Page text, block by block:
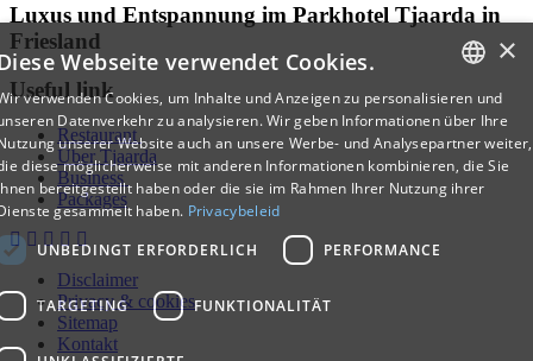
Luxus und Entspannung im Parkhotel Tjaarda in
Friesland
Useful link
Restaurant
Über Tjaarda
Business
Packages
Disclaimer
Privacy & cookies
Sitemap
Kontakt
DUTCH
ENGLISH
GERMAN
×
Webseite verwendet Cookies.
verwenden Cookies, um Inhalte und Anzeigen zu personalisieren und
Datenverkehr zu analysieren. Wir geben Informationen über Ihre
unserer Website auch an unsere Werbe- und Analysepartner weiter,
diese möglicherweise mit anderen Informationen kombinieren, die Sie
bereitgestellt haben oder die sie im Rahmen Ihrer Nutzung ihrer
gesammelt haben. Privacybeleid
UNBEDINGT ERFORDERLICH
PERFORMANCE
TARGETING FUNKTIONALITÄT